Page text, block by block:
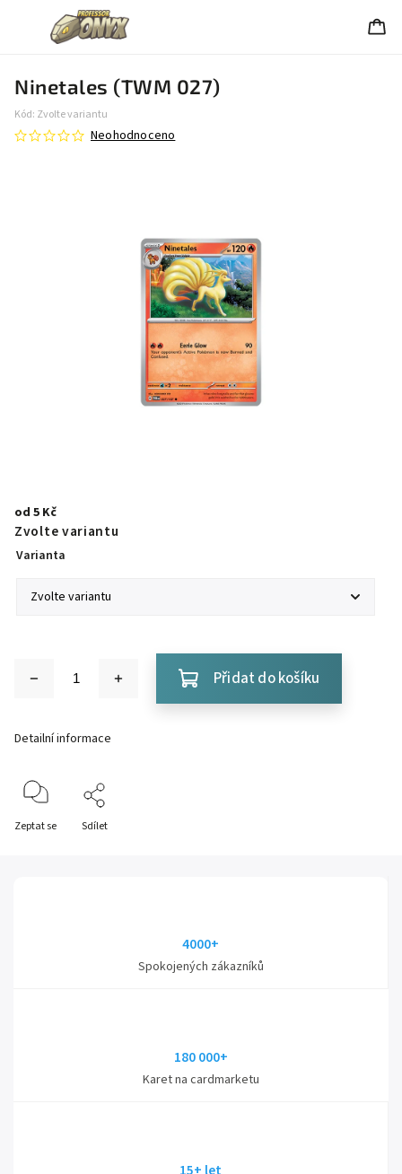
Ninetales (TWM 027)
Kód: Zvolte variantu
Neohodnoceno
od 5 Kč
Zvolte variantu
Varianta
Přidat do košíku
Detailní informace
Zeptat se Sdílet
4000+
Spokojených zákazníků
180 000+
Karet na cardmarketu